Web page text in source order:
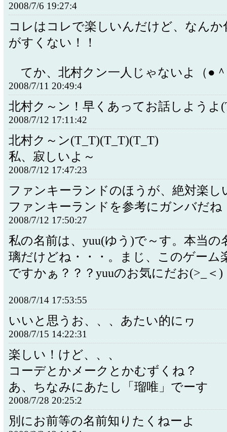
2008/7/6 19:27:4
コレはコレで楽しいんだけど、なんか
がすくない！！
てか、北村クン一人じゃないよ（●
2008/7/11 20:49:4
北村ク～ン！早くあってお話しようよ
2008/7/12 17:11:42
北村ク～ン(T_T)(T_T)(T_T)
私、寂しいよ～
2008/7/12 17:47:23
ファンキーランドのほうが、絶対楽し
ファンキーランドを参考にガンバだね
2008/7/12 17:50:27
私の名前は、yuu(ゆう)で～す。本当の
璃だけどね・・・。まじ、このゲーム
ですかぁ？？？yuuのお気にだお(>_＜)
2008/7/14 17:53:55
いいと思うお、、、あたい的にヮ
2008/7/15 14:22:31
楽しい！けど、、、
コーデとかメークとかむずくね？
あ、ちなみにあたし「瑠唯」でーす
2008/7/28 20:25:2
別にお前等の名前知りたくねーよ